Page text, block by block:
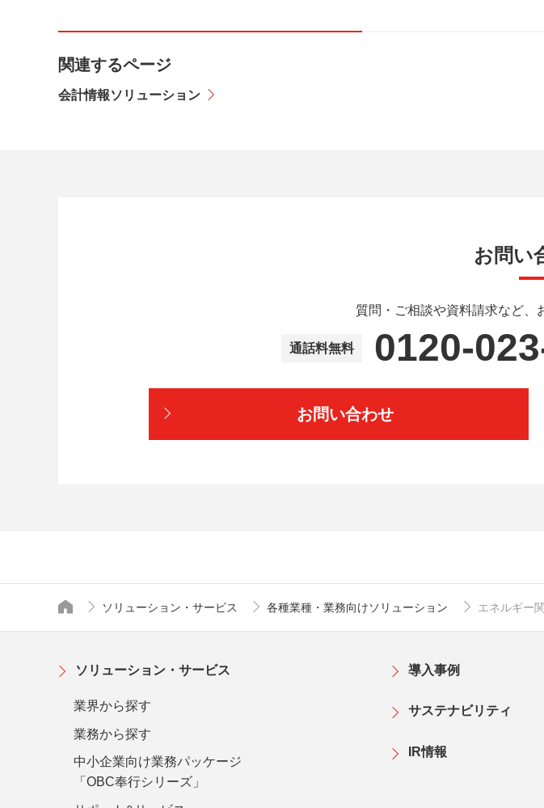
関連するページ
会計情報ソリューション
お問い
質問・ご相談や資料請求など、
通話料無料 0120-
お問い合わせ
トップページ
ソリューション・サービス 各種業種・業務向けソリューション エネルギー
ソリューション・サービス
業界から探す
業務から探す
中小企業向け業務パッケージ
「OBC奉行シリーズ」
導入事例
サステナビリティ
IR情報